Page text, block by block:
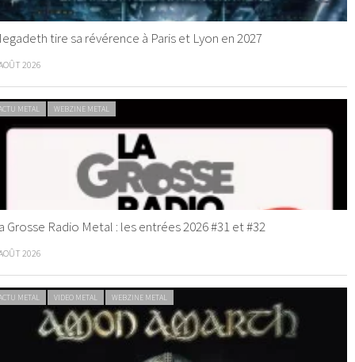
tire sa révérence à Paris et Lyon en 2027
2026
METAL WEBZINE METAL
Grosse Radio Metal : les entrées 2026 #31 et #32
2026
METAL VIDEO METAL WEBZINE METAL